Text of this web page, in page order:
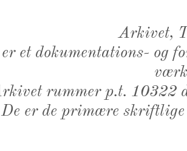
Arkivet,
er et dokumentations- og
rummer p.t. 10322
De er de primære